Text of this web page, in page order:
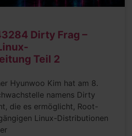
Dirty Frag –
Teil 2
Hyunwoo Kim hat am 8.
namens Dirty
die es ermöglicht, Root-
Linux-Distributionen